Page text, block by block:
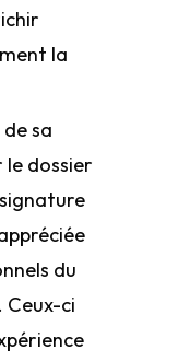
la
sa
dossier
du
Ceux-ci